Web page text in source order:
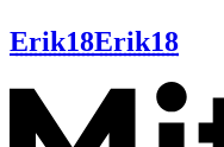
Erik18Erik18